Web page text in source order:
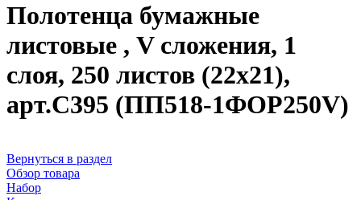
Полотенца бумажные
листовые , V сложения, 1
слоя, 250 листов (22х21),
арт.С395 (ПП518-1ФОР250V)
Вернуться в раздел
Обзор товара
Набор